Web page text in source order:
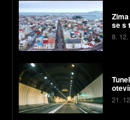
se s
8. 12.
21.